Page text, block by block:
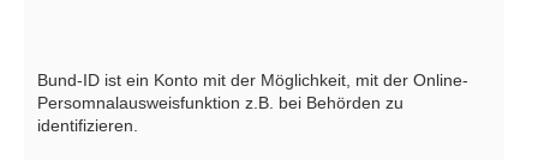
Bund-ID ist ein Konto mit der Möglichkeit, mit der Online-
Persomnalausweisfunktion z.B. bei Behörden zu
identifizieren.